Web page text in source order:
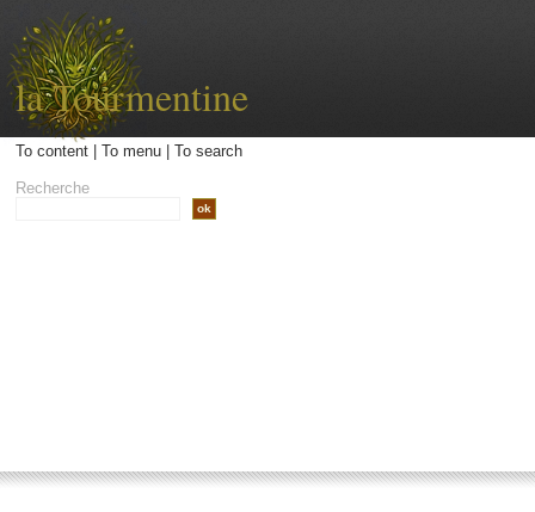
la Tourmentine
To content| To menu| To search
Recherche